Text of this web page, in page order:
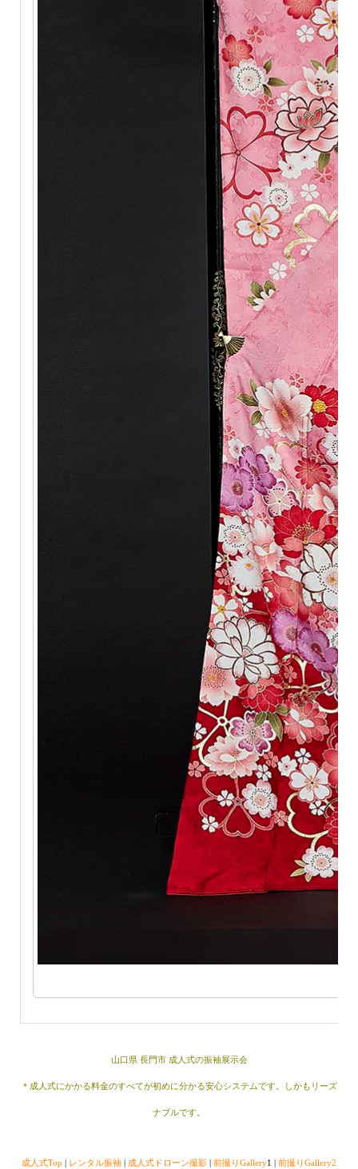
山口県 長門市 成人式の振袖展示会
＊成人式にかかる料金のすべてが初めに分かる安心システムです。しかもリーズ
ナブルです。
成人式Top レンタル振袖 成人式ドローン撮影 前撮りGallery1 | 前撮りGallery2